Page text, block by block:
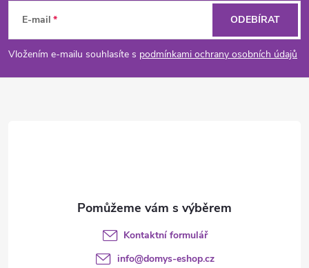
p
a
E-mail
Vložením e-mailu souhlasíte s podmínkami ochrany osobních údajů
ODEBÍRAT
Kontaktní formulář
info@domys-eshop.cz